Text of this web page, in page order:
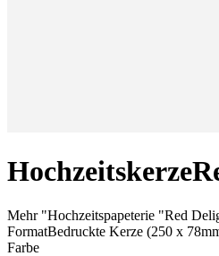
Hochzeitskerze
Mehr"Hochzeitspapeterie "Red
FormatBedruckte Kerze (250 x
Farbe